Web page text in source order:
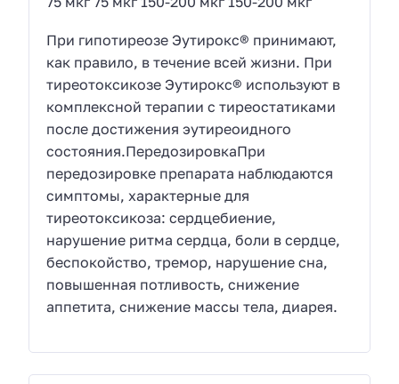
При гипотиреозе Эутирокс® принимают,
как правило, в течение всей жизни. При
тиреотоксикозе Эутирокс® используют в
комплексной терапии с тиреостатиками
после достижения эутиреоидного
состояния.ПередозировкаПри
передозировке препарата наблюдаются
симптомы, характерные для
тиреотоксикоза: сердцебиение,
нарушение ритма сердца, боли в сердце,
беспокойство, тремор, нарушение сна,
повышенная потливость, снижение
аппетита, снижение массы тела, диарея.